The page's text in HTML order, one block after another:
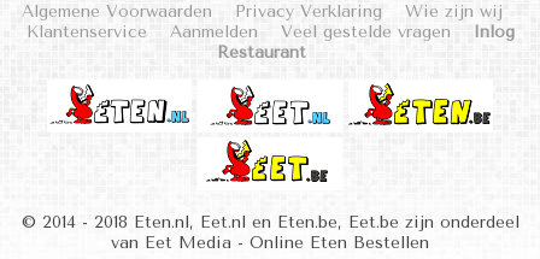
Algemene Voorwaarden Privacy Verklaring
Wie zijn wij
Klantenservice
Aanmelden Veel gestelde vragen
Inlog
Restaurant
© 2014 - 2018 Eten.nl, Eet.nl en Eten.be, Eet.be zijn onderdeel
van Eet Media - Online Eten Bestellen